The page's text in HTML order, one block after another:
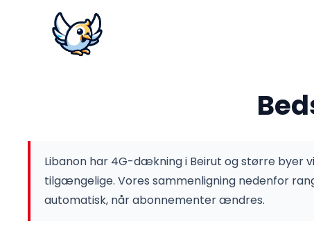
Libanon har 4G-dækning i Beirut og større
tilgængelige. Vores sammenligning nedenfor
automatisk, når abonnementer ændres.